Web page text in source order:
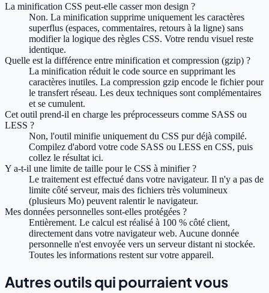
La minification CSS peut-elle casser mon design ?
Non. La minification supprime uniquement les caractères
superflus (espaces, commentaires, retours à la ligne) sans
modifier la logique des règles CSS. Votre rendu visuel reste
identique.
Quelle est la différence entre minification et compression (gzip) ?
La minification réduit le code source en supprimant les
caractères inutiles. La compression gzip encode le fichier pour
le transfert réseau. Les deux techniques sont complémentaires
et se cumulent.
Cet outil prend-il en charge les préprocesseurs comme SASS ou
LESS ?
Non, l'outil minifie uniquement du CSS pur déjà compilé.
Compilez d'abord votre code SASS ou LESS en CSS, puis
collez le résultat ici.
Y a-t-il une limite de taille pour le CSS à minifier ?
Le traitement est effectué dans votre navigateur. Il n'y a pas de
limite côté serveur, mais des fichiers très volumineux
(plusieurs Mo) peuvent ralentir le navigateur.
Mes données personnelles sont-elles protégées ?
Entièrement. Le calcul est réalisé à 100 % côté client,
directement dans votre navigateur web. Aucune donnée
personnelle n'est envoyée vers un serveur distant ni stockée.
Toutes les informations restent sur votre appareil.
Autres outils qui pourraient vous